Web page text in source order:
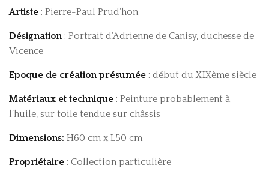
Artiste : Pierre-Paul Prud’hon
Désignation: Portrait d’Adrienne de Canisy, duchesse de
Vicence
Epoque de création présumée : début du XIXème siècle
Matériaux et technique : Peinture probablement à
l’huile, sur toile tendue sur châssis
Dimensions: H60 cm x L50 cm
Propriétaire : Collection particulière